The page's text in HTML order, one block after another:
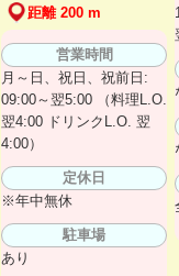
距離 200 m
営業時間
月～日、祝日、祝前日:
09:00～翌5:00 （料理L.O.
翌4:00 ドリンクL.O. 翌
4:00）
定休日
※年中無休
駐車場
あり